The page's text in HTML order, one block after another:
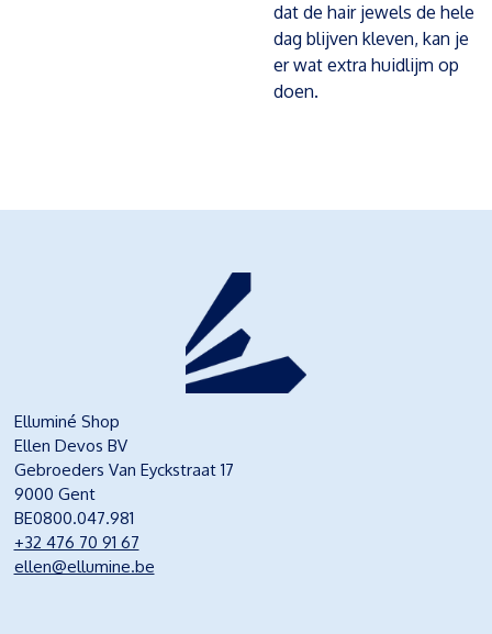
dat de hair jewels de hele
dag blijven kleven, kan je
er wat extra huidlijm op
doen.
Elluminé Shop
Ellen Devos BV
Gebroeders Van Eyckstraat 17
9000 Gent
BE0800.047.981
+32 476 70 91 67
ellen@ellumine.be